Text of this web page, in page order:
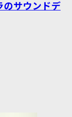
のサウンドデ